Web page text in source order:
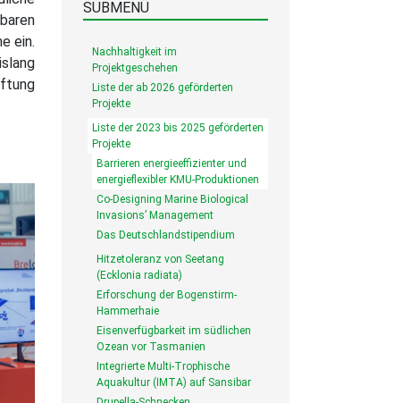
ein.
SUBMENÜ
Nachhaltigkeit im
Projektgeschehen
Liste der ab 2026 geförderten
Projekte
Liste der 2023 bis 2025 geförderten
Projekte
Barrieren energieeffizienter und
energieflexibler KMU-Produktionen
Co-Designing Marine Biological
Invasions’ Management
Das Deutschlandstipendium
Hitzetoleranz von Seetang
(Ecklonia radiata)
Erforschung der Bogenstirm-
Hammerhaie
Eisenverfügbarkeit im südlichen
Ozean vor Tasmanien
Integrierte Multi-Trophische
Aquakultur (IMTA) auf Sansibar